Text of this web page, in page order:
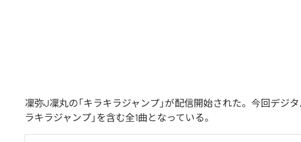
凜弥J凜丸の「キラキラジャンプ」が配信開始された。今回デジ
ラキラジャンプ」を含む全1曲となっている。